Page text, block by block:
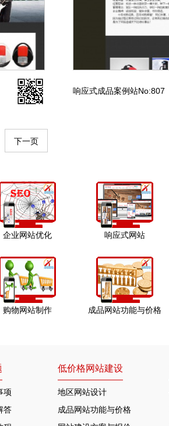
响应式成品案例站No:807
下一页
企业网站优化 响应式网站
购物网站制作 成品网站功能与价格
项
答
低价格网站建设
地区网站设计
成品网站功能与价格